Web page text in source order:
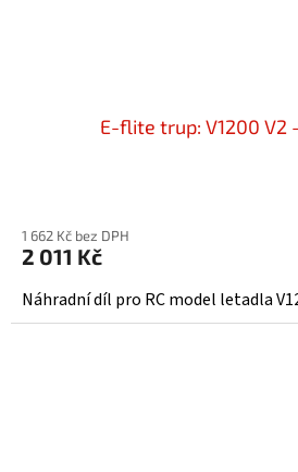
E-flite trup: V1200 V2
1 662 Kč bez DPH
2 011 Kč
Náhradní díl pro RC model letadla